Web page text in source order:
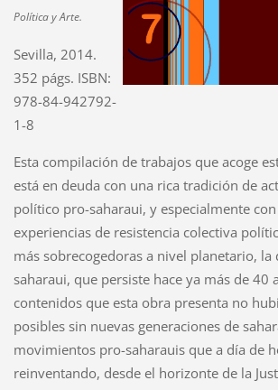
Política y Arte.
Sevilla, 2014.
352 págs. ISBN:
978-84-942792-
1-8
Esta compilación de trabajos que acoge
está en deuda con una rica tradición de
político pro-saharaui, y especialmente
experiencias de resistencia colectiva
más sobrecogedoras a nivel planetario, la
saharaui, que persiste hace ya más de 40
contenidos que esta obra presenta no
posibles sin nuevas generaciones de
movimientos pro-saharauis que a día de
reinventando, desde el horizonte de la